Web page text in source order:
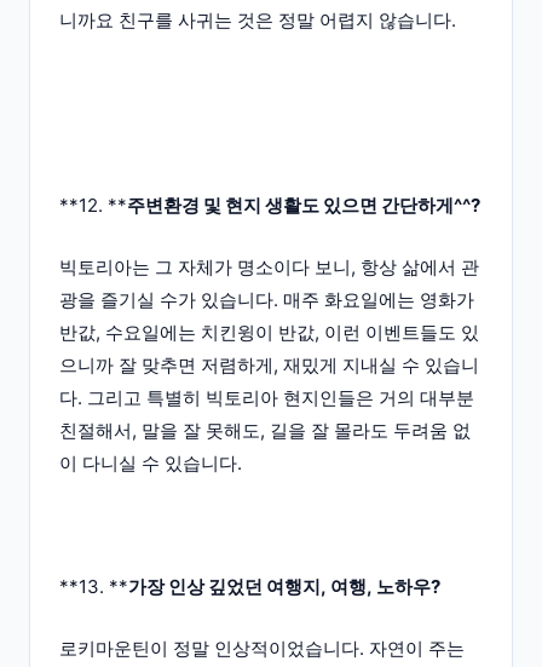
니까요 친구를 사귀는 것은 정말 어렵지 않습니다.
**12. **주변환경 및 현지 생활도 있으면 간단하게^^?
빅토리아는 그 자체가 명소이다 보니, 항상 삶에서 관
광을 즐기실 수가 있습니다. 매주 화요일에는 영화가
반값, 수요일에는 치킨윙이 반값, 이런 이벤트들도 있
으니까 잘 맞추면 저렴하게, 재밌게 지내실 수 있습니
다. 그리고 특별히 빅토리아 현지인들은 거의 대부분
친절해서, 말을 잘 못해도, 길을 잘 몰라도 두려움 없
이 다니실 수 있습니다.
**13. **가장 인상 깊었던 여행지, 여행, 노하우?
로키마운틴이 정말 인상적이었습니다. 자연이 주는